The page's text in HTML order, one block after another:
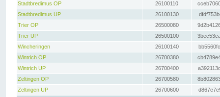
Stadtbredimus OP
26100110
Stadtbredimus UP
26100130
Trier OP
26500080
Trier UP
26500100
Wincheringen
26100140
Wintrich OP
26700380
Wintrich UP
26700400
Zeltingen OP
26700580
Zeltingen UP
26700600